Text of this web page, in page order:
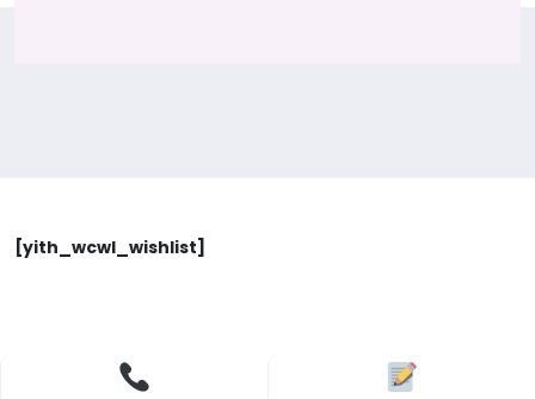
[yith_wcwl_wishlist]